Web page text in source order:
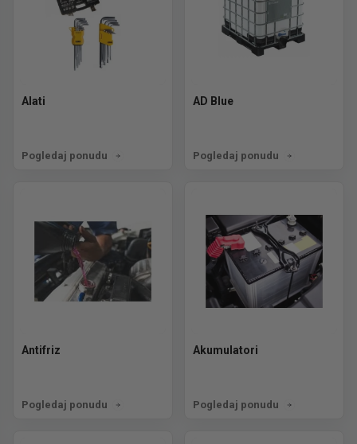
Alati
Pogledaj ponudu
AD Blue
Pogledaj ponudu
Antifriz
Pogledaj ponudu
Akumulatori
Pogledaj ponudu